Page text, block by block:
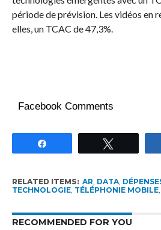
période de prévision. Les vidéos en
elles, un TCAC de 47,3%.
Facebook Comments
RELATED ITEMS: AR, DATA,
TECHNOLOGIE, TÉLÉPHONIE MOBILE,
RECOMMENDED FOR YOU